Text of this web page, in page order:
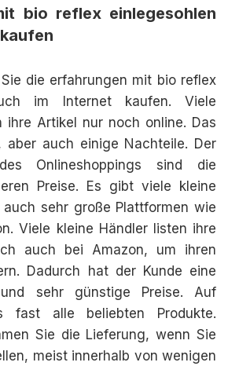
bio reflex einlegesohlen
die erfahrungen mit bio reflex
im Internet kaufen. Viele
ihre Artikel nur noch online. Das
aber auch einige Nachteile. Der
Onlineshoppings sind die
Preise. Es gibt viele kleine
auch sehr große Plattformen wie
Viele kleine Händler listen ihre
auch bei Amazon, um ihren
Dadurch hat der Kunde eine
sehr günstige Preise. Auf
fast alle beliebten Produkte.
Sie die Lieferung, wenn Sie
meist innerhalb von wenigen